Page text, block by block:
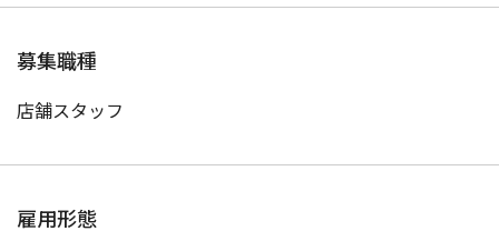
募集職種
店舗スタッフ
雇用形態